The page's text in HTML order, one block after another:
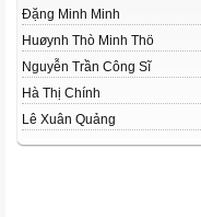
Đặng Minh Minh
Huøynh Thò Minh Thö
Nguyễn Trần Công Sĩ
Hà Thị Chính
Lê Xuân Quảng